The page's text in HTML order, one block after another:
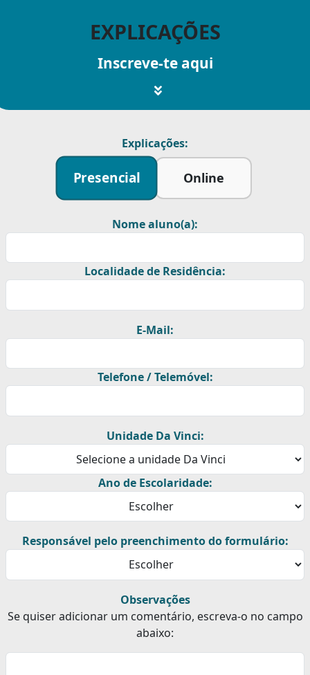
EXPLICAÇÕES
Inscreve-te aqui
Explicações:
Presencial Online
Nome aluno(a):
Localidade de Residência:
E-Mail:
Telefone / Telemóvel:
Unidade Da Vinci:
Ano de Escolaridade:
Responsável pelo preenchimento do formulário:
Observações
Se quiser adicionar um comentário, escreva-o no campo
abaixo: